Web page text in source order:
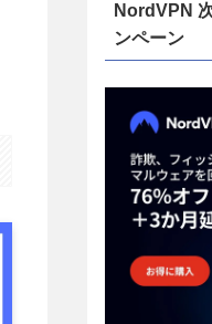
NordVPN
ンペーン